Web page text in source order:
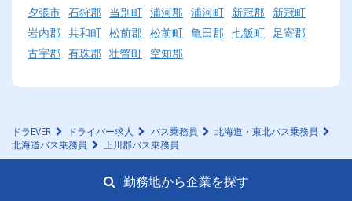
夕張市 石狩郡 当別町 浦河郡 浦河町 新冠郡 新冠町
岩内郡 共和町 松前郡 松前町 亀田郡 七飯町
足寄郡
古宇郡 有珠郡 壮瞥町 空知郡
ドラEVER ドライバー求人 バス乗務員
北海道・東北バス乗務員
北海道バス乗務員
上川郡バス乗務員
勤務地から企業を探す